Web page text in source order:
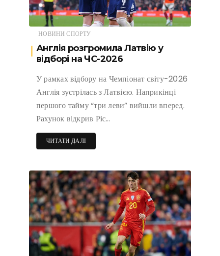
НОВИНИ СПОРТУ
Англія розгромила Латвію у
відборі на ЧС-2026
У рамках відбору на Чемпіонат світу-2026
Англія зустрілась з Латвією. Наприкінці
першого тайму “три леви” вийшли вперед.
Рахунок відкрив Ріс…
ЧИТАТИ ДАЛІ